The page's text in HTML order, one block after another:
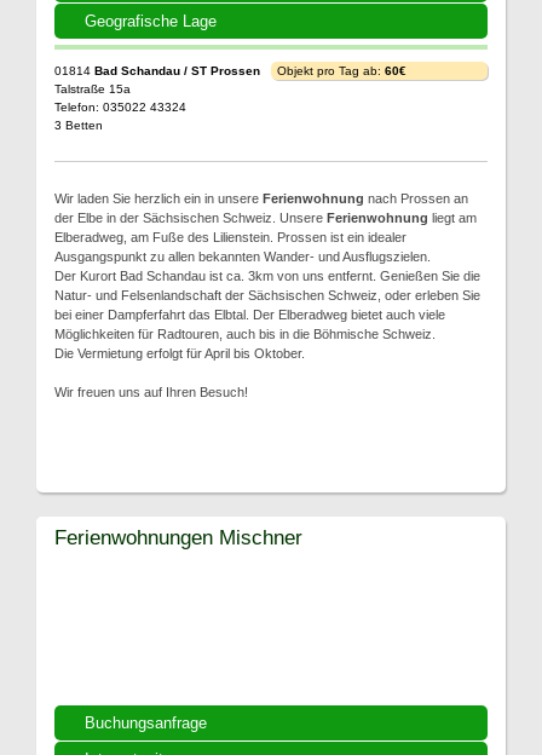
Geografische Lage
01814 Bad Schandau / ST Prossen
Talstraße 15a
Telefon: 035022 43324
3 Betten
Objekt pro Tag ab: 60€
Wir laden Sie herzlich ein in unsere Ferienwohnung nach Prossen an
der Elbe in der Sächsischen Schweiz. Unsere Ferienwohnung liegt am
Elberadweg, am Fuße des Lilienstein. Prossen ist ein idealer
Ausgangspunkt zu allen bekannten Wander- und Ausflugszielen.
Der Kurort Bad Schandau ist ca. 3km von uns entfernt. Genießen Sie die
Natur- und Felsenlandschaft der Sächsischen Schweiz, oder erleben Sie
bei einer Dampferfahrt das Elbtal. Der Elberadweg bietet auch viele
Möglichkeiten für Radtouren, auch bis in die Böhmische Schweiz.
Die Vermietung erfolgt für April bis Oktober.
Wir freuen uns auf Ihren Besuch!
Buchungsanfrage
Ferienwohnungen Mischner